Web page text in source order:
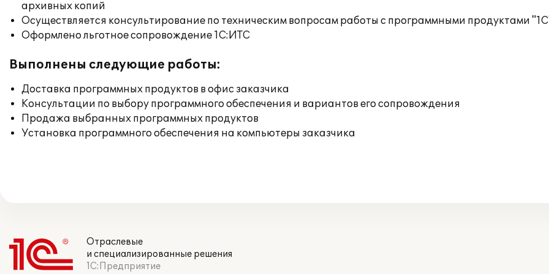
архивных копий
Осуществляется консультирование по техническим вопросам работы с программными продуктами
Оформлено льготное сопровождение 1С:ИТС
Выполнены следующие работы:
Доставка программных продуктов в офис заказчика
Консультации по выбору программного обеспечения и вариантов его сопровождения
Продажа выбранных программных продуктов
Установка программного обеспечения на компьютеры заказчика
Отраслевые
и специализированные решения
1С:Предприятие